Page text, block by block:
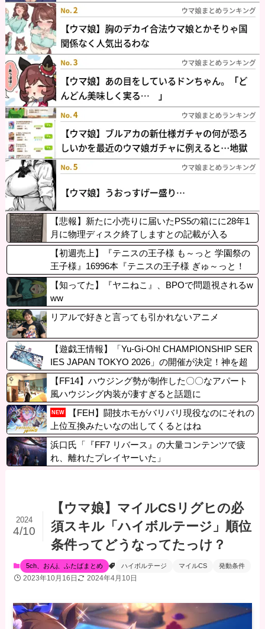
【悲報】新たに小売りに届いたPS5の箱にに28年1
月に物理ディスク終了しますとの記載が入る
【初週売上】『テニスの王子様 も～っと 学園祭の
王子様』16996本『テニスの王子様 ぎゅ～っと！
ドキドキサバイバル』16987本
【知ってた】『ヤニねこ』、BPOで問題視されるw
ww
リアルで好きと言っても引かれないアニメ
【遊戯王情報】「Yu-Gi-Oh! CHAMPIONSHIP SER
IES JAPAN TOKYO 2026」の開催が決定！神を超
えたしもべ－青眼の究極竜 デュエルセット等も販
売！
【FF14】ハウジング勢が制作した〇〇なアパート
風ハウジング内装が凄すぎると話題に
NEW
【FEH】闘技ホモがバリバリ現役なのにそれの
上位互換みたいなの出してくるとはね
浜口氏「『FF7 リバース』の大量コンテンツで疲
れ、離れたプレイヤーいた」
【ウマ娘】マイルCSリグヒの必
須スキル「ハイボルテージ」順位
条件ってどうなってたっけ？
2024
4/10
5ch、おんj、ふたばまとめ ハイボルテージ マイルCS 発動条件
2023年10月16日 2024年4月10日